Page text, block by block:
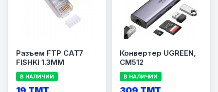
Разъем FTP CAT7
FISHKI 1.3MM
В НАЛИЧИИ
Конвертер UGREEN,
CM512
В НАЛИЧИИ